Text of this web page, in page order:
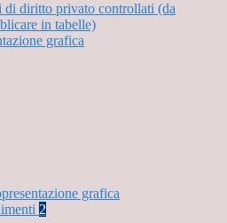
di diritto privato controllati (da
in tabelle)
grafica
grafica
2